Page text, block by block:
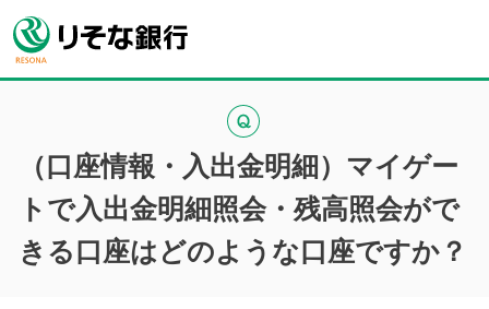
（口座情報・入出金明細）マイゲー
トで入出金明細照会・残高照会がで
きる口座はどのような口座ですか？